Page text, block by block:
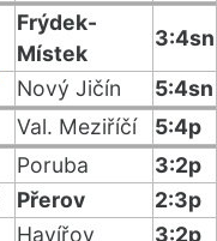
Frýdek-
Místek
3:4sn
Nový Jičín
5:4sn
Val. Meziříčí
5:4p
Poruba
3:2p
Přerov
2:3p
Havířov
3:2p